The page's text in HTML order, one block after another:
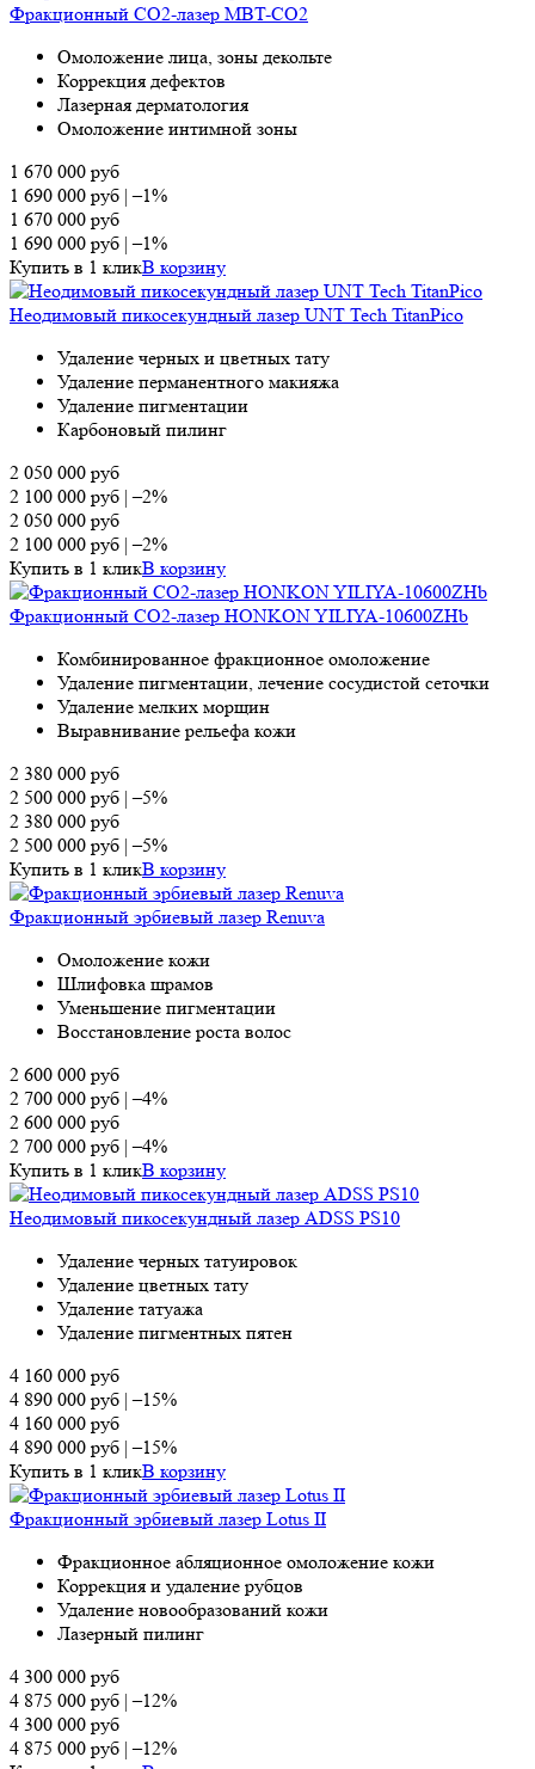
Фракционный CO2-лазер MBT-CO2
Омоложение лица, зоны декольте
Коррекция дефектов
Лазерная дерматология
Омоложение интимной зоны
1 670 000 руб
1 690 000 руб |–1%
1 670 000 руб
1 690 000 руб |–1%
Купить в 1 кликВ корзину
Неодимовый пикосекундный лазер UNT Tech TitanPico
Удаление черных и цветных тату
Удаление перманентного макияжа
Удаление пигментации
Карбоновый пилинг
2 050 000 руб
2 100 000 руб |–2%
2 050 000 руб
2 100 000 руб |–2%
Купить в 1 кликВ корзину
Фракционный СО2-лазер HONKON YILIYA-10600ZHb
Комбинированное фракционное омоложение
Удаление пигментации, лечение сосудистой сеточки
Удаление мелких морщин
Выравнивание рельефа кожи
2 380 000 руб
2 500 000 руб |–5%
2 380 000 руб
2 500 000 руб |–5%
Купить в 1 кликВ корзину
Фракционный эрбиевый лазер Renuva
Омоложение кожи
Шлифовка шрамов
Уменьшение пигментации
Восстановление роста волос
2 600 000 руб
2 700 000 руб |–4%
2 600 000 руб
2 700 000 руб |–4%
Купить в 1 кликВ корзину
Неодимовый пикосекундный лазер ADSS PS10
Удаление черных татуировок
Удаление цветных тату
Удаление татуажа
Удаление пигментных пятен
4 160 000 руб
4 890 000 руб |–15%
4 160 000 руб
4 890 000 руб |–15%
Купить в 1 кликВ корзину
Фракционный эрбиевый лазер Lotus II
Фракционное абляционное омоложение кожи
Коррекция и удаление рубцов
Удаление новообразований кожи
Лазерный пилинг
4 300 000 руб
4 875 000 руб |–12%
4 300 000 руб
4 875 000 руб |–12%